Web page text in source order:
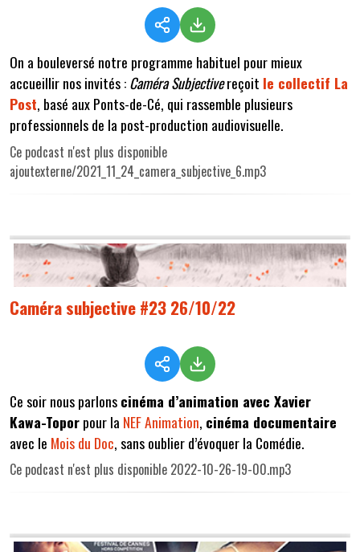
On a bouleversé notre programme habituel pour mieux
accueillir nos invités :Caméra Subjectivereçoit le collectif La
Post, basé aux Ponts-de-Cé, qui rassemble plusieurs
professionnels de la post-production audiovisuelle.
Ce podcast n'est plus disponible
ajoutexterne/2021_11_24_camera_subjective_6.mp3
Caméra subjective #23 26/10/22
Ce soir nous parlonscinéma d’animation avec Xavier
Kawa-Toporpour la NEF Animation, cinéma documentaire
avec le Mois du Doc, sans oublier d’évoquer la Comédie.
Ce podcast n'est plus disponible 2022-10-26-19-00.mp3